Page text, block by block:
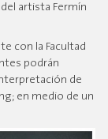
artista Fermín
con la Facultad
podrán
de
en medio de un